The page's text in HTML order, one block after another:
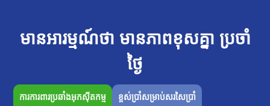
មានអារម្មណ៍ថា មានភាពខុសគ្នា ប្រចាំ
ថ្ងៃ
ការការពារប្រឆាំងអុកស៊ីតកម្ម ខ្ពស់ប្រាំសម្រាប់សរសៃប្រាំ